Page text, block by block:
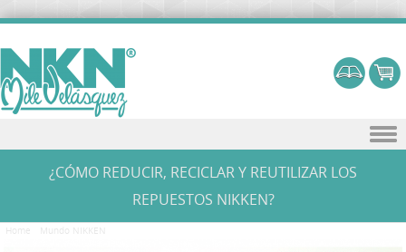
Skip to content
¿CÓMO REDUCIR, RECICLAR Y REUTILIZAR LOS
REPUESTOS NIKKEN?
Home Mundo NIKKEN